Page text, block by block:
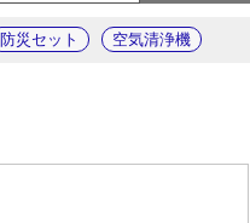
防災セット 空気清浄機